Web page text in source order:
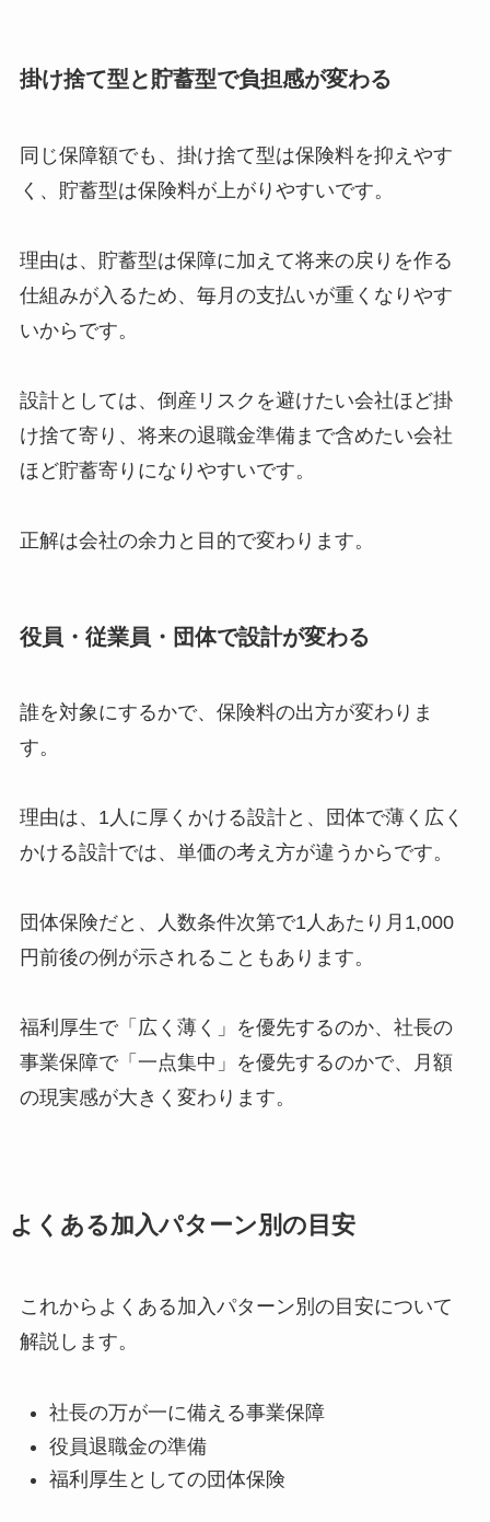
掛け捨て型と貯蓄型で負担感が変わる
同じ保障額でも、掛け捨て型は保険料を抑えやす
く、貯蓄型は保険料が上がりやすいです。
理由は、貯蓄型は保障に加えて将来の戻りを作る
仕組みが入るため、毎月の支払いが重くなりやす
いからです。
設計としては、倒産リスクを避けたい会社ほど掛
け捨て寄り、将来の退職金準備まで含めたい会社
ほど貯蓄寄りになりやすいです。
正解は会社の余力と目的で変わります。
役員・従業員・団体で設計が変わる
誰を対象にするかで、保険料の出方が変わりま
す。
理由は、1人に厚くかける設計と、団体で薄く広く
かける設計では、単価の考え方が違うからです。
団体保険だと、人数条件次第で1人あたり月1,000
円前後の例が示されることもあります。
福利厚生で「広く薄く」を優先するのか、社長の
事業保障で「一点集中」を優先するのかで、月額
の現実感が大きく変わります。
よくある加入パターン別の目安
これからよくある加入パターン別の目安について
解説します。
社長の万が一に備える事業保障
役員退職金の準備
福利厚生としての団体保険